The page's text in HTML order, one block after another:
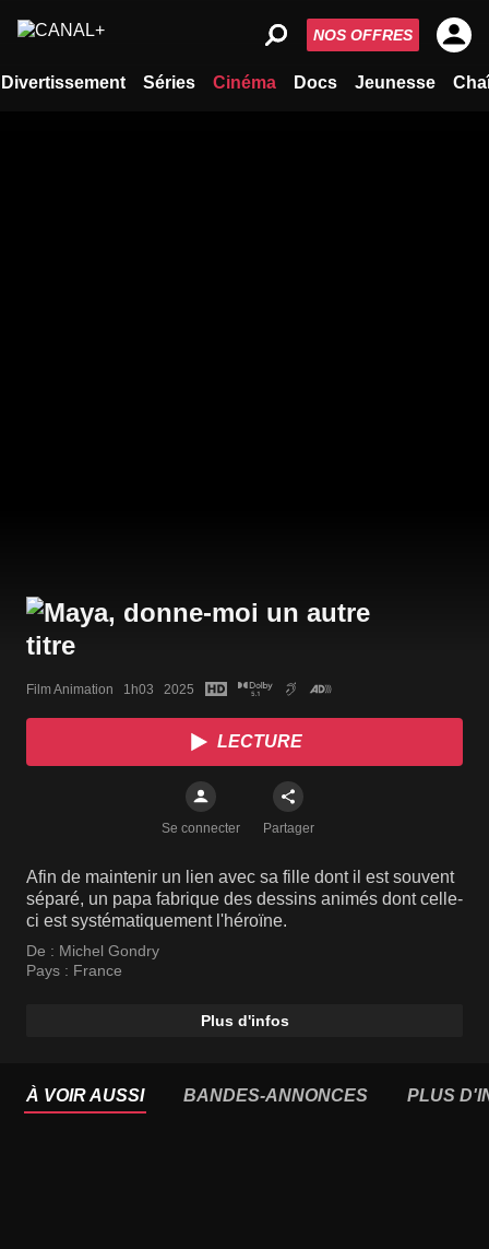
Divertissement Séries Cinéma Docs Jeunesse
NOS OFFRES
Film Animation   1h03   2025
LECTURE
Se connecter Partager
Afin de maintenir un lien avec sa fille dont il est souvent
séparé, un papa fabrique des dessins animés dont celle-
ci est systématiquement l'héroïne.
De : Michel Gondry
Pays : France
Plus d'infos
À VOIR AUSSI BANDES-ANNONCES PLUS